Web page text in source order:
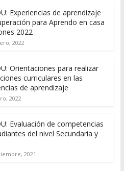
Experiencias de aprendizaje
para Aprendo en casa
2022
2022
Orientaciones para realizar
curriculares en las
de aprendizaje
2022
Evaluación de competencias
del nivel Secundaria y
2021